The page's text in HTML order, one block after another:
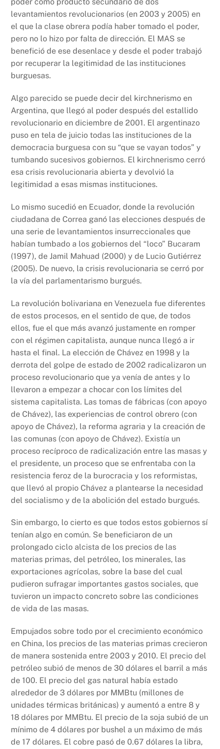
levantamientos revolucionarios (en 2003 y 2005) en
el que la clase obrera podía haber tomado el poder,
pero no lo hizo por falta de dirección. El MAS se
benefició de ese desenlace y desde el poder trabajó
por recuperar la legitimidad de las instituciones
burguesas.
Algo parecido se puede decir del kirchnerismo en
Argentina, que llegó al poder después del estallido
revolucionario en diciembre de 2001. El argentinazo
puso en tela de juicio todas las instituciones de la
democracia burguesa con su “que se vayan todos” y
tumbando sucesivos gobiernos. El kirchnerismo cerró
esa crisis revolucionaria abierta y devolvió la
legitimidad a esas mismas instituciones.
Lo mismo sucedió en Ecuador, donde la revolución
ciudadana de Correa ganó las elecciones después de
una serie de levantamientos insurreccionales que
habían tumbado a los gobiernos del “loco” Bucaram
(1997), de Jamil Mahuad (2000) y de Lucio Gutiérrez
(2005). De nuevo, la crisis revolucionaria se cerró por
la vía del parlamentarismo burgués.
La revolución bolivariana en Venezuela fue diferentes
de estos procesos, en el sentido de que, de todos
ellos, fue el que más avanzó justamente en romper
con el régimen capitalista, aunque nunca llegó a ir
hasta el final. La elección de Chávez en 1998 y la
derrota del golpe de estado de 2002 radicalizaron un
proceso revolucionario que ya venía de antes y lo
llevaron a empezar a chocar con los límites del
sistema capitalista. Las tomas de fábricas (con apoyo
de Chávez), las experiencias de control obrero (con
apoyo de Chávez), la reforma agraria y la creación de
las comunas (con apoyo de Chávez). Existía un
proceso recíproco de radicalización entre las masas y
el presidente, un proceso que se enfrentaba con la
resistencia feroz de la burocracia y los reformistas,
que llevó al propio Chávez a plantearse la necesidad
del socialismo y de la abolición del estado burgués.
Sin embargo, lo cierto es que todos estos gobiernos sí
tenían algo en común. Se beneficiaron de un
prolongado ciclo alcista de los precios de las
materias primas, del petróleo, los minerales, las
exportaciones agrícolas, sobre la base del cual
pudieron sufragar importantes gastos sociales, que
tuvieron un impacto concreto sobre las condiciones
de vida de las masas.
Empujados sobre todo por el crecimiento económico
en China, los precios de las materias primas crecieron
de manera sostenida entre 2003 y 2010. El precio del
petróleo subió de menos de 30 dólares el barril a más
de 100. El precio del gas natural había estado
alrededor de 3 dólares por MMBtu (millones de
unidades térmicas británicas) y aumentó a entre 8 y
18 dólares por MMBtu. El precio de la soja subió de un
mínimo de 4 dólares por bushel a un máximo de más
de 17 dólares. El cobre pasó de 0.67 dólares la libra,